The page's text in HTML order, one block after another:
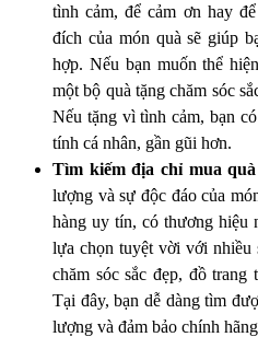
tình cảm, để cảm ơn hay
đích của món quà sẽ giúp
hợp. Nếu bạn muốn thể
một bộ quà tặng chăm sóc
Nếu tặng vì tình cảm, bạn
tính cá nhân, gần gũi hơn.
Tìm kiếm địa chỉ mua
lượng và sự độc đáo của
hàng uy tín, có thương hiệu
lựa chọn tuyệt vời với nhiều
chăm sóc sắc đẹp, đồ
Tại đây, bạn dễ dàng tìm
lượng và đảm bảo chính